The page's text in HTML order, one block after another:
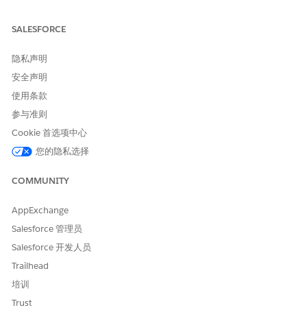
重要
同定价的决策表。
影响重新计算期间的定价。
生成直接从有效合同继承协商定价的新交易记录。
从应用程序启动程序中，搜索并选择
从合同列表视图中，选择
在“相关”选项卡上，转到报价或订单相关列表，然后单击
将产品添加到报价或订单。
系统会将现有合同价格、折扣或调整应用于添加的产品。
将鼠标悬停在净单价上，以查看定价瀑布图并验证定价计算。
SALESFORCE
隐私声明
安全声明
使用条款
参与准则
Cookie 首选项中心
您的隐私选择
COMMUNITY
AppExchange
Salesforce 管理员
Salesforce 开发人员
Trailhead
培训
Trust